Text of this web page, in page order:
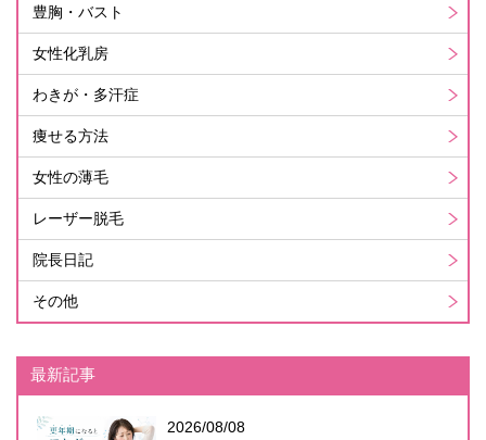
豊胸・バスト
女性化乳房
わきが・多汗症
痩せる方法
女性の薄毛
レーザー脱毛
院長日記
その他
最新記事
2026/08/08